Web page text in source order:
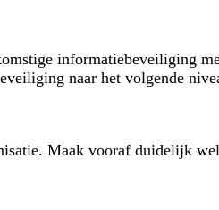
informatiebeveiliging
naar het volgende
Maak vooraf duidelijk